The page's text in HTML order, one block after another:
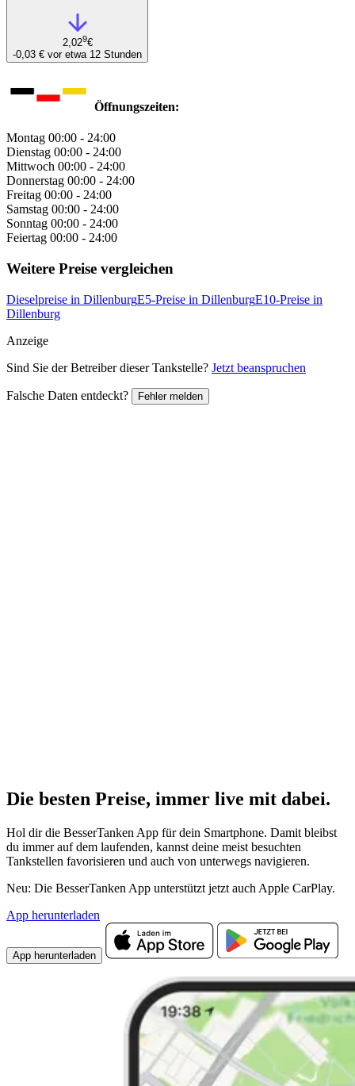
2,029€
-0,03 € vor etwa 12 Stunden
Öffnungszeiten:
Montag 00:00 - 24:00
Dienstag 00:00 - 24:00
Mittwoch 00:00 - 24:00
Donnerstag 00:00 - 24:00
Freitag 00:00 - 24:00
Samstag 00:00 - 24:00
Sonntag 00:00 - 24:00
Feiertag 00:00 - 24:00
Weitere Preise vergleichen
Dieselpreise in DillenburgE5-Preise in DillenburgE10-Preise in
Dillenburg
Anzeige
Sind Sie der Betreiber dieser Tankstelle? Jetzt beanspruchen
Falsche Daten entdeckt? Fehler melden
Die besten Preise, immer live mit dabei.
Hol dir die BesserTanken App für dein Smartphone. Damit bleibst
du immer auf dem laufenden, kannst deine meist besuchten
Tankstellen favorisieren und auch von unterwegs navigieren.
Neu: Die BesserTanken App unterstützt jetzt auch Apple CarPlay.
App herunterladen
App herunterladen